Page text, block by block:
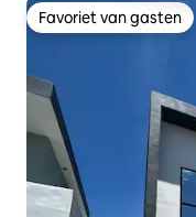
Favoriet van gasten
Favoriet van gasten